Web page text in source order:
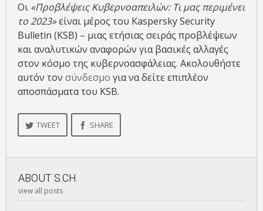
Οι «Προβλέψεις Κυβερνοαπειλών: Τι μας περιμένει
το 2023»είναι μέρος του Kaspersky Security
Bulletin (KSB) – μιας ετήσιας σειράς προβλέψεων
και αναλυτικών αναφορών για βασικές αλλαγές
στον κόσμο της κυβερνοασφάλειας. Ακολουθήστε
αυτόν τον σύνδεσμο για να δείτε επιπλέον
αποσπάσματα του KSB.
TWEET SHARE
ABOUT S.CH.
view all posts